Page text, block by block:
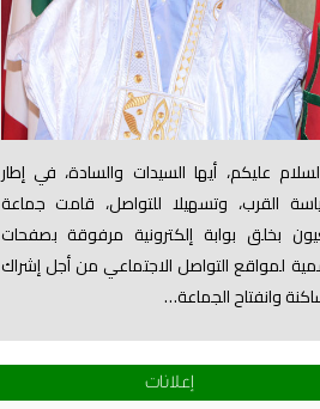
عليكم، أيها السيدات والسادة، في إطار
القرب، وتسهيلا للتواصل، قامت جماعة
بخلق بوابة إلكترونية مرفوقة بصفحات
لمواقع التواصل الاجتماعي من أجل إشراك
وانفتاح الجماعة…
إعلانات